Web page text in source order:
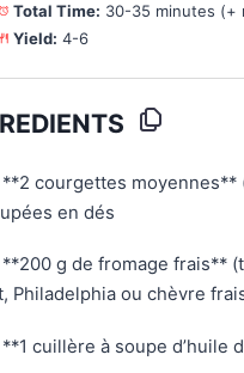
Total Time: 30-35 minutes (+
Yield: 4-6
**2 courgettes moyennes**
en dés
g de fromage frais**
Philadelphia ou chèvre
cuillère à soupe d’huile